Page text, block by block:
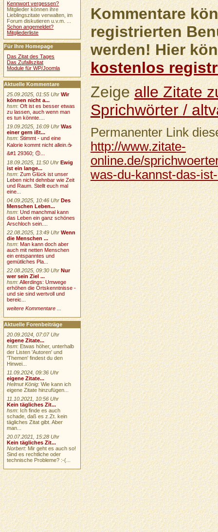
Kommentare
registrierten
werden! Hier
kostenlos
Zeigealle Zitate
Sprichwörter /
Permanenter Link
http://www.zitate-
online.de/
was-du-kannst-das-
Kennwort vergessen?
Mitglieder können ihre
Lieblingszitate verwalten, im
Forum diskutieren u.v.m. ...
Schon angemeldet?
Mitgliederliste
Für Ihre Homepage
Das Zitat des Tages
Das Zufallszitat
Module für WP/Joomla
Aktuelle Kommentare
25.09.2025, 01:55 Uhr Wir
können nicht a...
hsm:Oft ist es besser etwas
zu lassen, auch wenn man
es tun könnte....
19.09.2025, 16:09 Uhr Was
einer gern ißt...
hsm:Stimmt - und eine
Kalorie kommt nicht allein.☕
&#1 29360; 🙃...
18.09.2025, 11:50 Uhr Ewig
ist ein lange...
hsm:Zum Glück ist unser
Leben nicht dehnbar wie Zeit
und Raum. Stellt euch mal
eine...
04.09.2025, 10:46 Uhr Des
Menschen Leben...
hsm:Und manchmal kann
das Leben ein ganz schönes
Arschloch sein....
22.08.2025, 13:49 Uhr Wenn
die Menschen ...
hsm:Man kann doch aber
auch mit netten Menschen
ein entspanntes und
gemütliches Pla...
22.08.2025, 09:30 Uhr Nur
wer sein Ziel ...
hsm:Allerdings: Umwege
erhöhen die Ortskenntnisse -
und sie sind wertvoll und
bereic...
weitere Kommentare ...
Aktuelle Forenbeiträge
20.09.2024, 07:07 Uhr
eigene Zitate...
hsm: Etwas höher, unterhalb
der Listen 'Autoren' und
'Themen' findest du den
Hinwei...
11.09.2024, 09:36 Uhr
eigene Zitate...
Helmut König: Wie kann ich
eigene Zitate hinzufügen...
11.10.2021, 10:56 Uhr
Kein tägliches Zit...
hsm: Ich finde es auch
schade, daß es z.Zt. kein
tägliches Zitat gibt. Aber
man...
20.07.2021, 15:28 Uhr
Kein tägliches Zit...
Norbert: Mir geht es auch so!
Sind es rechtliche oder
technische Probleme? :-(...